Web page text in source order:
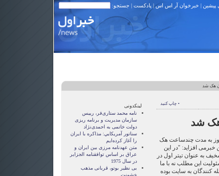
پیشین | خبرخوان آر اس اس| پادکست | جستجو:
هک شد
• چاپ کنید
هک شد
به مدت چندساعت هک
خبرمی ‌افزاید: "در این
به عنوان تیتر اول در
این مطلب نه با ما
کنندگان به سایت بوده
لینکدونی
نامه محمد ستاری‌فر، رییس
سازمان مدیریت و برنامه ریزی
دولت خاتمی به احمدی‌نژاد
سناتور آمريکايي: مذاکره با ايران
را آغاز کرده‌ايم
متن عهدنامه مرزى بين ايران و
عراق بر اساس توافقنامه الجزاير
در سال 1975
بی نظیر بوتو، قربانی مذهب
خشونت